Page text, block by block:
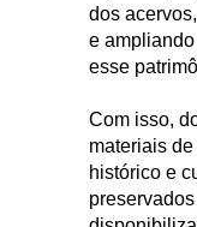
dos
e
esse
Com isso,
materiais
histórico e